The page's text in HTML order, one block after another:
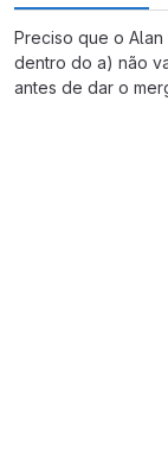
Preciso que o
dentro do a) não
antes de dar o